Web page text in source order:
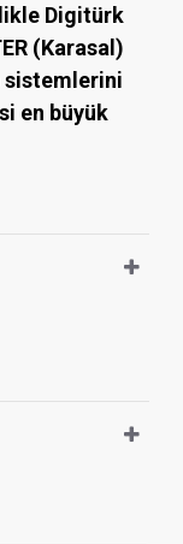
Digitürk
(Karasal)
sistemlerini
en büyük